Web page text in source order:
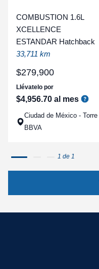
COMBUSTION 1.6L
XCELLENCE
ESTANDAR Hatchback
33,711 km
$279,900
Llévatelo por
$4,956.70 al mes
Ciudad de México - Torre
BBVA
1 de 1